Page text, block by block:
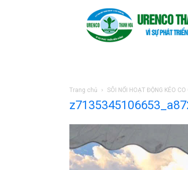
Trang chủ SÔI NỔI HOẠT ĐỘNG KÉO